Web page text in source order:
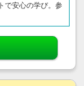
で安心の学び。参